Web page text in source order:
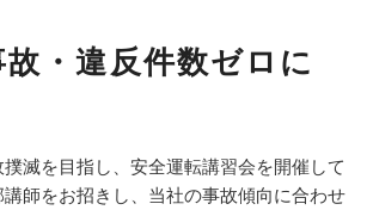
・違反件数ゼロに
滅を目指し、安全運転講習会を開催して
師をお招きし、当社の事故傾向に合わせ